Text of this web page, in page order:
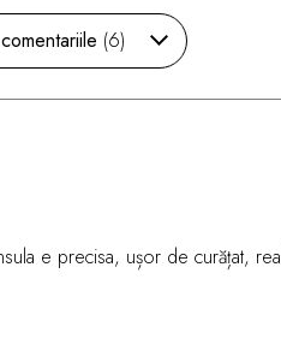
(6)
e precisa, ușor de curățat,